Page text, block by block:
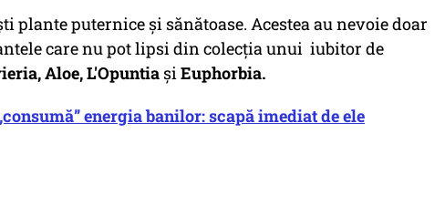
plante puternice și sănătoase. Acestea au nevoie doar
care nu pot lipsi din colecția unui iubitor de
Aloe, L'Opuntia șiEuphorbia.
energia banilor: scapă imediat de ele